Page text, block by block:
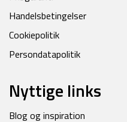
Handelsbetingelser
Cookiepolitik
Persondatapolitik
Nyttige links
Blog og inspiration